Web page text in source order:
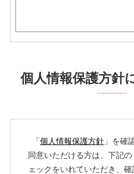
個人情報保護方針
「 個人情報保護方針 」を確
同意いただける方は、下記
ェックをいれていただき、